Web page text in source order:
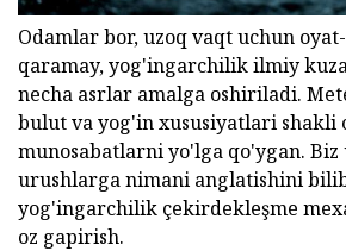
Odamlar bor, uzoq vaqt uchun
qaramay, yog'ingarchilik ilmiy
necha asrlar amalga oshiriladi.
bulut va yog'in xususiyatlari shakli
munosabatlarni yo'lga qo'ygan.
urushlarga nimani anglatishini
yog'ingarchilik çekirdekleşme
oz gapirish.